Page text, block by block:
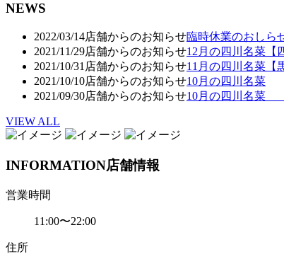
NEWS
2022/03/14店舗からのお知らせ臨時休業のおしら
2021/11/29店舗からのお知らせ12月の四川名菜【
2021/10/31 店舗からのお知らせ11月の四川名菜【
2021/10/10店舗からのお知らせ10月の四川名菜
2021/09/30店舗からのお知らせ10月の四川名
VIEW ALL
INFORMATION店舗情報
営業時間
11:00〜22:00
住所